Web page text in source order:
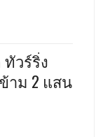
ทัวร์ริ่ง
าม 2 แสน